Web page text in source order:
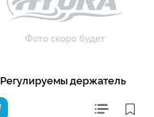
Регулируемы держатель